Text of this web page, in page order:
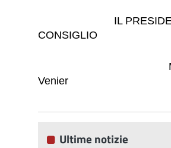
IL
CONSIGLIO
Venier
Ultime notizie